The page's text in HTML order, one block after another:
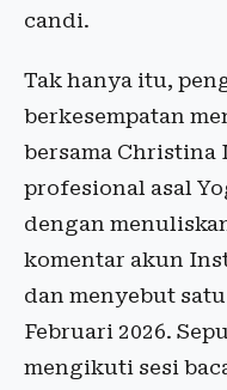
candi.
Tak hanya itu,
berkesempatan
bersama Christina
profesional asal
dengan
komentar akun
dan menyebut
Februari 2026.
mengikuti sesi